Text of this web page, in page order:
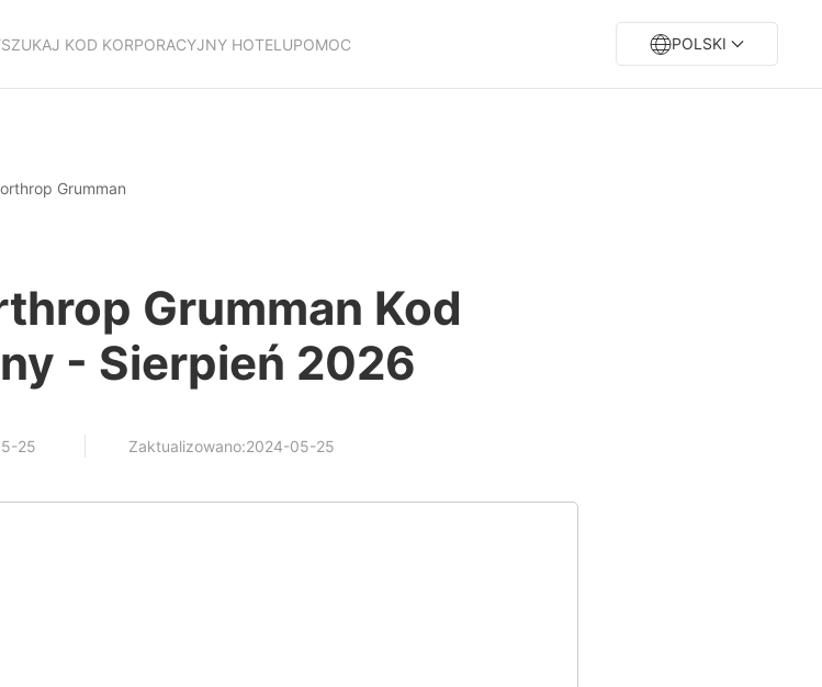
KOD KORPORACYJNY HOTELUPOMOC POLSKI
Grumman
Grumman Kod
- Sierpień 2026
25 Zaktualizowano:2024-05-25